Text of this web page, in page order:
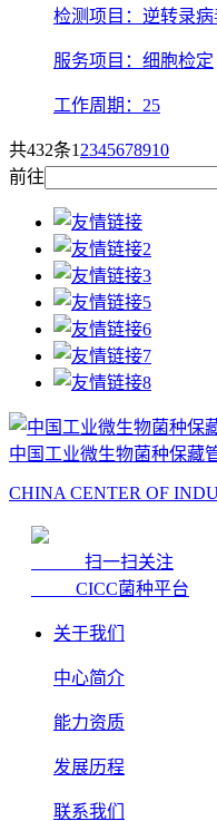
检测项目：逆转录病
服务项目：细胞检定
工作周期：25
共432条1 2345678910
前往
中国工业微生物菌种保藏
CHINA CENTER OF
扫一扫关注
CICC菌种平台
关于我们
中心简介
能力资质
发展历程
联系我们